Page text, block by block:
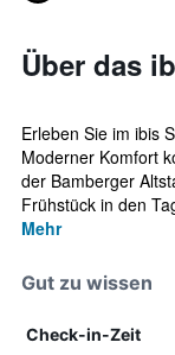
Über das
Erleben Sie im ibis
Moderner Komfort
der Bamberger
Frühstück in den
Mehr
Gut zu wissen
Check-in-Zeit